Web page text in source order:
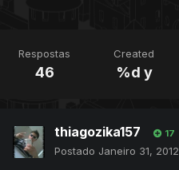
Respostas
46
Created
%d y
thiagozika157 17
Postado Janeiro 31, 2012